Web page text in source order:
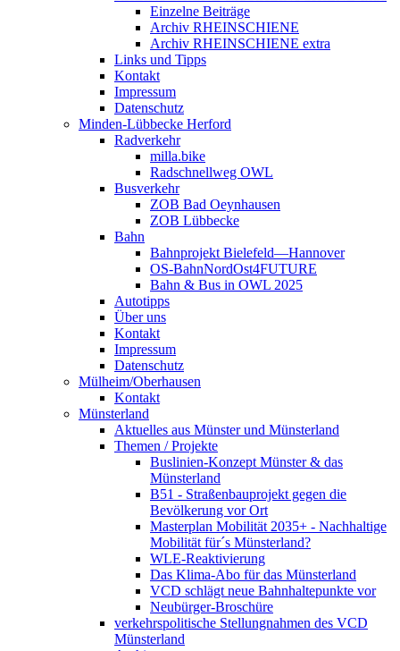
Einzelne Beiträge
Archiv RHEINSCHIENE
Archiv RHEINSCHIENE extra
Links und Tipps
Kontakt
Impressum
Datenschutz
Minden-Lübbecke Herford
Radverkehr
milla.bike
Radschnellweg OWL
Busverkehr
ZOB Bad Oeynhausen
ZOB Lübbecke
Bahn
Bahnprojekt Bielefeld—Hannover
OS-BahnNordOst4FUTURE
Bahn & Bus in OWL 2025
Autotipps
Über uns
Kontakt
Impressum
Datenschutz
Mülheim/Oberhausen
Kontakt
Münsterland
Aktuelles aus Münster und Münsterland
Themen / Projekte
Buslinien-Konzept Münster & das
Münsterland
B51 - Straßenbauprojekt gegen die
Bevölkerung vor Ort
Masterplan Mobilität 2035+ - Nachhaltige
Mobilität für´s Münsterland?
WLE-Reaktivierung
Das Klima-Abo für das Münsterland
VCD schlägt neue Bahnhaltepunkte vor
Neubürger-Broschüre
verkehrspolitische Stellungnahmen des VCD
Münsterland